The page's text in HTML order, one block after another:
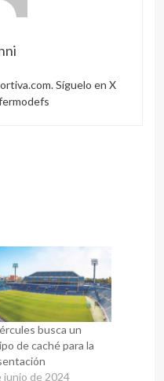
Síguelo en X
busca un
de caché para la
junio de 2024